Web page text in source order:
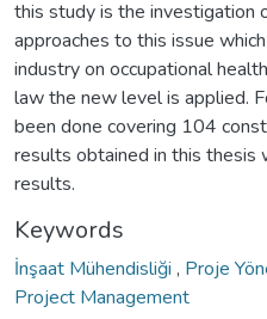
this study is the investigation
approaches to this issue
industry on occupational
law the new level is applied.
been done covering 104
results obtained in this thesis
results.
Keywords
İnşaat Mühendisliği , Proje
Project Management